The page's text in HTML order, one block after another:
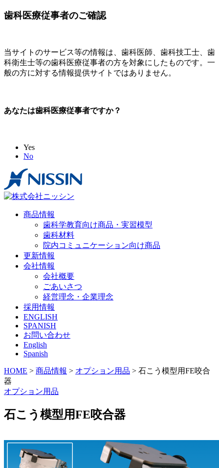
歯科医療従事者のご確認
当サイトのサービス等の情報は、歯科医師、歯科技工士、歯
科衛生士等の歯科医療従事者の方を対象にしたものです。一
般の方に対する情報提供サイトではありません。
あなたは歯科医療従事者ですか？
Yes
No
商品情報
歯科学教育向け商品・実習模型
歯科材料
院内コミュニケーション向け商品
更新情報
会社情報
会社概要
ごあいさつ
経営理念・企業理念
採用情報
ENGLISH
SPANISH
お問い合わせ
English
Spanish
HOME > 商品情報 > オプション用品 > 石こう模型用FE咬合
器
オプション用品
石こう模型用FE咬合器